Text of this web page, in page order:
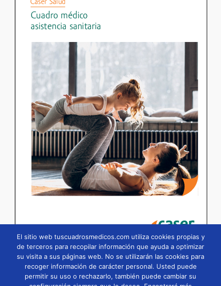
Página1/295 Zoom100%
El sitio web tuscuadrosmedicos.com utiliza cookies propias y
de terceros para recopilar información que ayuda a optimizar
su visita a sus páginas web. No se utilizarán las cookies para
recoger información de carácter personal. Usted puede
permitir su uso o rechazarlo, también puede cambiar su